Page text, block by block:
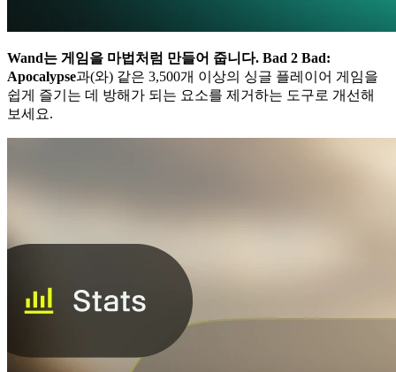
Wand는 게임을 마법처럼 만들어 줍니다. Bad 2 Bad:
Apocalypse과(와) 같은 3,500개 이상의 싱글 플레이어 게임을
쉽게 즐기는 데 방해가 되는 요소를 제거하는 도구로 개선해
보세요.